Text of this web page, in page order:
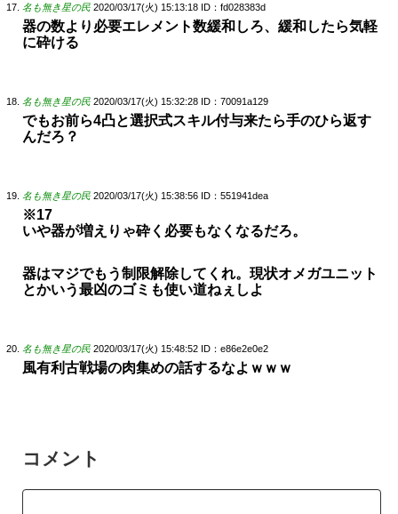
名も無き星の民 2020/03/17(火) 15:13:18 ID：fd028383d
器の数より必要エレメント数緩和しろ、緩和したら気軽
に砕ける
名も無き星の民 2020/03/17(火) 15:32:28 ID：70091a129
でもお前ら4凸と選択式スキル付与来たら手のひら返す
んだろ？
名も無き星の民 2020/03/17(火) 15:38:56 ID：551941dea
※17
いや器が増えりゃ砕く必要もなくなるだろ。
器はマジでもう制限解除してくれ。現状オメガユニット
とかいう最凶のゴミも使い道ねぇしよ
名も無き星の民 2020/03/17(火) 15:48:52 ID：e86e2e0e2
風有利古戦場の肉集めの話するなよｗｗｗ
コメント